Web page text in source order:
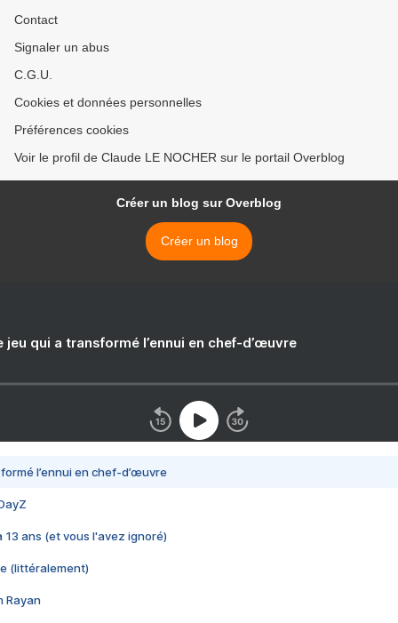
Contact
Signaler un abus
C.G.U.
Cookies et données personnelles
Préférences cookies
Voir le profil de Claude LE NOCHER sur le portail Overblog
Créer un blog sur Overblog
Créer un blog
jeu qui a transformé l’ennui en chef-d’œuvre
l’ennui en chef-d’œuvre
13 ans (et vous l'avez ignoré)
(littéralement)
Rayan